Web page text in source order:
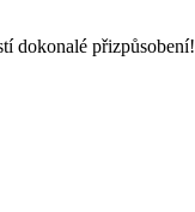
dokonalé přizpůsobení!